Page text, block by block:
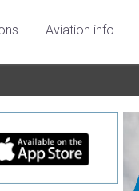
Aviation info